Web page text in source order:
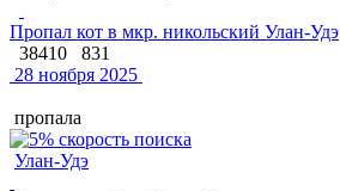
Пропал кот в мкр. никольский Улан-Удэ
38410
831
28 ноября 2025
пропала
Улан-Удэ